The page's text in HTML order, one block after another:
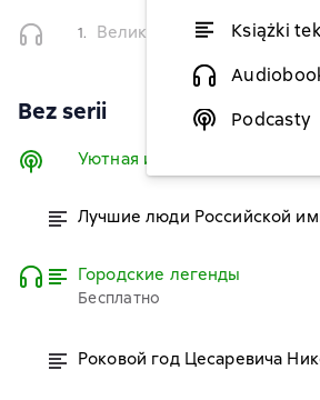
Książki
Podcasty
1. Великая княжна. Live
Bez serii
Уютная история
Лучшие люди Российской
Городские легенды
Бесплатно
Роковой год Цесаревича